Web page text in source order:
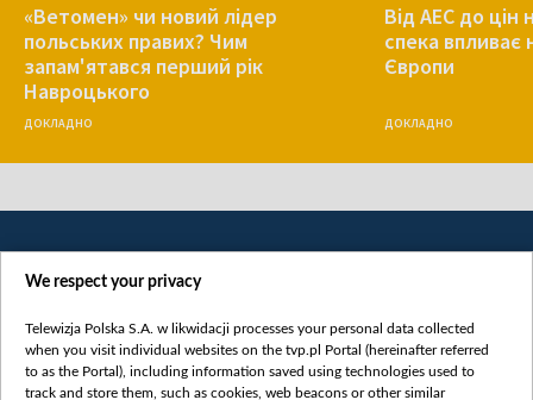
«Ветомен» чи новий лідер
польських правих? Чим
запам'ятався перший рік
Навроцького
ДОКЛАДНО
Від АЕС до цін
спека впливає
Європи
ДОКЛАДНО
Категорії
We respect your privacy
Telewizja Polska S.A. w likwidacji processes your personal data collected
when you visit individual websites on the tvp.pl Portal (hereinafter referred
to as the Portal), including information saved using technologies used to
track and store them, such as cookies, web beacons or other similar